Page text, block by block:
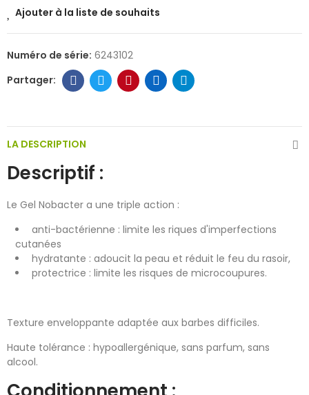
Ajouter à la liste de souhaits
Numéro de série: 6243102
LA DESCRIPTION
Descriptif :
Le Gel Nobacter a une triple action :
anti-bactérienne : limite les riques d'imperfections
cutanées
hydratante : adoucit la peau et réduit le feu du rasoir,
protectrice : limite les risques de microcoupures.
Texture enveloppante adaptée aux barbes difficiles.
Haute tolérance : hypoallergénique, sans parfum, sans
alcool.